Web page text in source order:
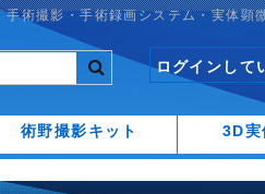
手術撮影・手術録画システム・実体顕
ログインして
術野撮影キット 3D実